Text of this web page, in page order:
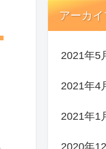
アーカ
2021年5
2021年4
2021年1